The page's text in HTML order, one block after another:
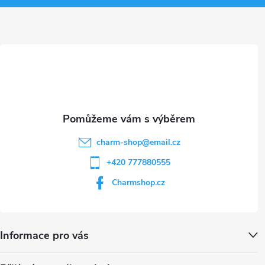
charm-shop@email.cz
+420 777880555
Charmshop.cz
Informace pro vás